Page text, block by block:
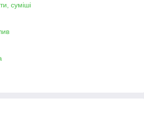
суміші